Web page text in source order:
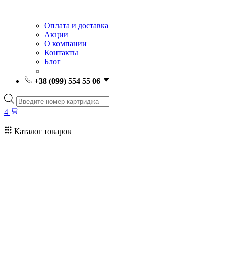
Оплата и доставка
Акции
О компании
Контакты
Блог
+38 (099) 554 55 06
Поиск
товаров
4
Каталог товаров